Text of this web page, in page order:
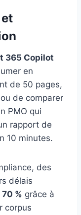
365 Copilot
en
de 50 pages,
de comparer
PMO qui
rapport de
10 minutes.
des
délais
% grâce à
corpus